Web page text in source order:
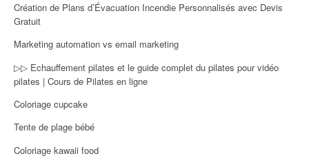
Création de Plans d’Évacuation Incendie Personnalisés avec Devis
Gratuit
Marketing automation vs email marketing
▷▷ Echauffement pilates et le guide complet du pilates pour vidéo
pilates | Cours de Pilates en ligne
Coloriage cupcake
Tente de plage bébé
Coloriage kawaii food